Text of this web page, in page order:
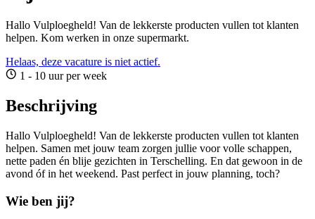
Hallo Vulploegheld! Van de lekkerste producten vullen tot klanten
helpen. Kom werken in onze supermarkt.
Helaas, deze vacature is niet actief.
1 - 10 uur per week
Beschrijving
Hallo Vulploegheld! Van de lekkerste producten vullen tot klanten
helpen. Samen met jouw team zorgen jullie voor volle schappen,
nette paden én blije gezichten in Terschelling. En dat gewoon in de
avond óf in het weekend. Past perfect in jouw planning, toch?
Wie ben jij?